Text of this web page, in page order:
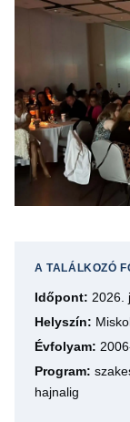
A TALÁLKOZÓ
Időpont: 2026.
Helyszín:
Évfolyam:
Program:
hajnalig